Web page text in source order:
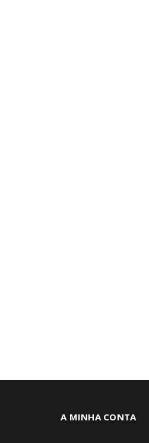
A MINHA CONTA